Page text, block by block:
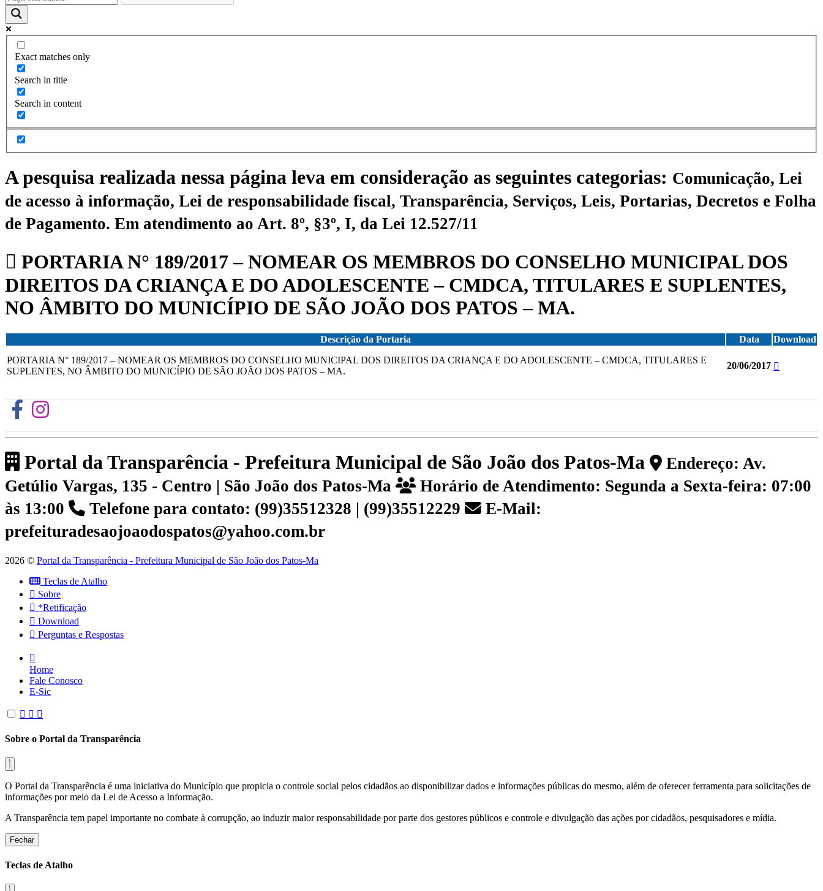
Exact matches only
Search in title
Search in content
A pesquisa realizada nessa página leva em consideração as seguintes categorias: Comunicação, Lei
de acesso à informação, Lei de responsabilidade fiscal, Transparência, Serviços, Leis, Portarias, Decretos e Folha
de Pagamento. Em atendimento ao Art. 8º, §3º, I, da Lei 12.527/11
PORTARIA N° 189/2017 – NOMEAR OS MEMBROS DO CONSELHO MUNICIPAL DOS
DIREITOS DA CRIANÇA E DO ADOLESCENTE – CMDCA, TITULARES E SUPLENTES,
NO ÂMBITO DO MUNICÍPIO DE SÃO JOÃO DOS PATOS – MA.
Descrição da Portaria Data
Download
PORTARIA N° 189/2017 – NOMEAR OS MEMBROS DO CONSELHO MUNICIPAL DOS DIREITOS DA CRIANÇA E DO ADOLESCENTE – CMDCA, TITULARES E
SUPLENTES, NO ÂMBITO DO MUNICÍPIO DE SÃO JOÃO DOS PATOS – MA.
20/06/2017
Portal da Transparência - Prefeitura Municipal de São João dos Patos-Ma
Endereço: Av.
Getúlio Vargas, 135 - Centro | São João dos Patos-Ma
Horário de Atendimento: Segunda a Sexta-feira: 07:00
às 13:00
Telefone para contato: (99)35512328 | (99)35512229
E-Mail:
prefeituradesaojoaodospatos@yahoo.com.br
2026 © Portal da Transparência - Prefeitura Municipal de São João dos Patos-Ma
Teclas de Atalho
Sobre
*Retificação
Download
Perguntas e Respostas
Home
Fale Conosco
E-Sic
Sobre o Portal da Transparência
O Portal da Transparência é uma iniciativa do Município que propicia o controle social pelos cidadãos ao disponibilizar dados e informações públicas do mesmo, além de oferecer ferramenta para solicitações de
informações por meio da Lei de Acesso a Informação.
A Transparência tem papel importante no combate à corrupção, ao induzir maior responsabilidade por parte dos gestores públicos e controle e divulgação das ações por cidadãos, pesquisadores e mídia.
Fechar
Teclas de Atalho